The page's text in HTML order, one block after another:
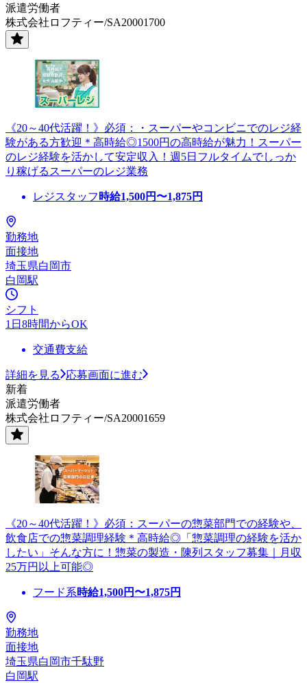
派遣労働者
株式会社ロフティー/SA20001700
《20～40代活躍！》必須：・スーパーやコンビニでのレジ経
験がある方歓迎＊高時給◎1500円の高時給が魅力！スーパー
のレジ経験を活かして安定収入！週5日フルタイムでしっか
り稼げるスーパーのレジ業務
レジスタッフ 時給1,500円〜1,875円
勤務地
面接地
埼玉県白岡市
白岡駅
シフト
1日8時間からOK
交通費支給
詳細を見る
応募画面に進む
新着
派遣労働者
株式会社ロフティー/SA20001659
《20～40代活躍！》必須：スーパーの惣菜部門での経験や、
飲食店での惣菜調理経験＊高時給◎「惣菜調理の経験を活か
したい」そんな方に！惣菜の製造・陳列スタッフ募集｜月収
25万円以上可能◎
フード系時給1,500円〜1,875円
勤務地
面接地
埼玉県白岡市千駄野
白岡駅